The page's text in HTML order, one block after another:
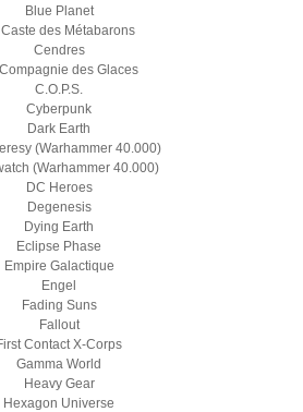
Blue Planet
des Métabarons
Cendres
des Glaces
C.O.P.S.
Cyberpunk
Dark Earth
(Warhammer 40.000)
(Warhammer 40.000)
DC Heroes
Degenesis
Dying Earth
Eclipse Phase
Empire Galactique
Engel
Fading Suns
Fallout
Contact X-Corps
Gamma World
Heavy Gear
Hexagon Universe